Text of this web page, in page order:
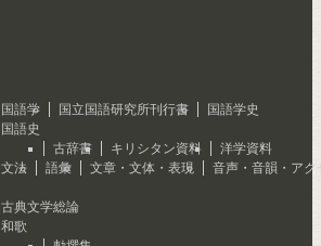
国語学
国立国語研究所刊行書
国語学史
国語史
古辞書
キリシタン資料
洋学資料
文法
語彙 文章・文体・表現
音声・音韻・アク
古典文学総論
和歌